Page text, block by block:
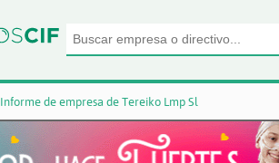
Informe de empresa de Tereiko Lmp Sl